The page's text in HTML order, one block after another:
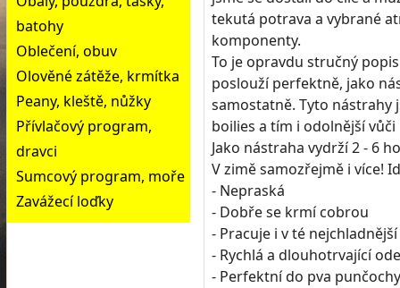
batohy
Oblečení, obuv
Olověné zátěže, krmítka
Peany, kleště, nůžky
Přívlačový program,
dravci
Sumcový program, moře
Zavážecí loďky
tekutá potrava a vybrané
komponenty.
To je opravdu stručný
poslouží perfektně, jako
samostatně. Tyto nástrahy
boilies a tím i odolnější
Jako nástraha vydrží 2 - 6
V zimě samozřejmě i více!
- Nepraská
- Dobře se krmí cobrou
- Pracuje i v té
- Rychlá a dlouhotrvající
- Perfektní do pva